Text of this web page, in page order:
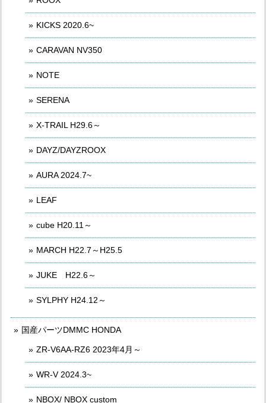
KICKS 2020.6~
CARAVAN NV350
NOTE
SERENA
X-TRAIL H29.6～
DAYZ/DAYZROOX
AURA 2024.7~
LEAF
cube H20.11～
MARCH H22.7～H25.5
JUKE H22.6～
SYLPHY H24.12～
国産パーツDMMC HONDA
ZR-V6AA-RZ6 2023年4月～
WR-V 2024.3~
NBOX/ NBOX custom